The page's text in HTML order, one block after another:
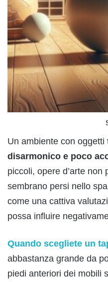
Un ambiente con oggetti
disarmonico e poco
piccoli, opere d’arte
sembrano persi nello
come una cattiva
possa influire
Quando scegliete un
abbastanza grande da
piedi anteriori dei mobili